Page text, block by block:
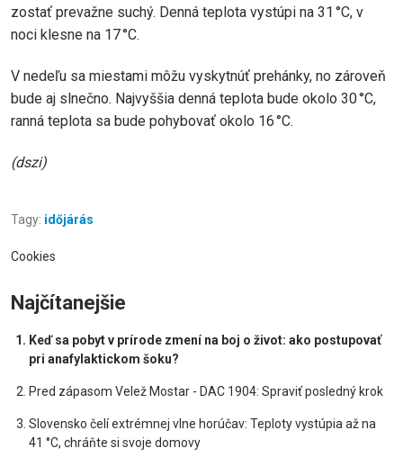
zostať prevažne suchý. Denná teplota vystúpi na 31 °C, v
noci klesne na 17 °C.
V nedeľu sa miestami môžu vyskytnúť prehánky, no zároveň
bude aj slnečno. Najvyššia denná teplota bude okolo 30 °C,
ranná teplota sa bude pohybovať okolo 16 °C.
(dszi)
Tagy: időjárás
Cookies
Najčítanejšie
Keď sa pobyt v prírode zmení na boj o život: ako postupovať
pri anafylaktickom šoku?
Pred zápasom Velež Mostar - DAC 1904: Spraviť posledný krok
Slovensko čelí extrémnej vlne horúčav: Teploty vystúpia až na
41 °C, chráňte si svoje domovy